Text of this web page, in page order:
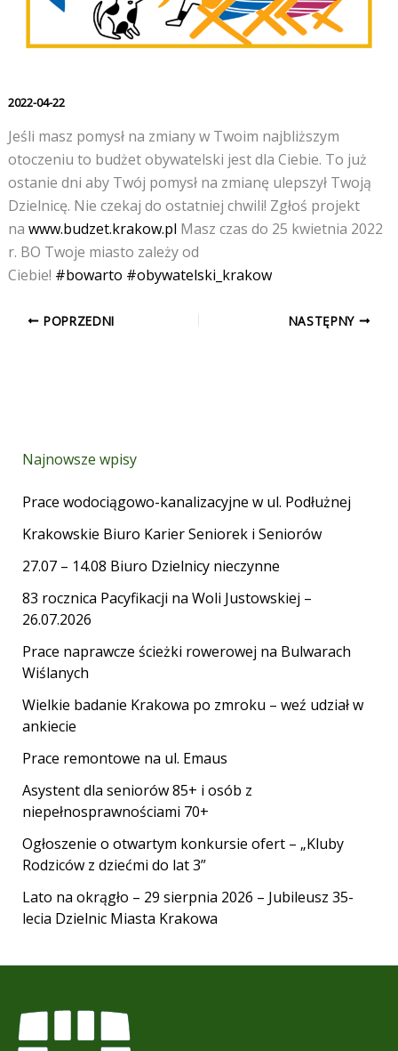
2022-04-22
Jeśli masz pomysł na zmiany w Twoim najbliższym
otoczeniu to budżet obywatelski jest dla Ciebie. To już
ostanie dni aby Twój pomysł na zmianę ulepszył Twoją
Dzielnicę. Nie czekaj do ostatniej chwili! Zgłoś projekt
na www.budzet.krakow.pl Masz czas do 25 kwietnia 2022
r. BO Twoje miasto zależy od
Ciebie! #bowarto #obywatelski_krakow
POPRZEDNI NASTĘPNY
Najnowsze wpisy
Prace wodociągowo-kanalizacyjne w ul. Podłużnej
Krakowskie Biuro Karier Seniorek i Seniorów
27.07 – 14.08 Biuro Dzielnicy nieczynne
83 rocznica Pacyfikacji na Woli Justowskiej –
26.07.2026
Prace naprawcze ścieżki rowerowej na Bulwarach
Wiślanych
Wielkie badanie Krakowa po zmroku – weź udział w
ankiecie
Prace remontowe na ul. Emaus
Asystent dla seniorów 85+ i osób z
niepełnosprawnościami 70+
Ogłoszenie o otwartym konkursie ofert – „Kluby
Rodziców z dziećmi do lat 3”
Lato na okrągło – 29 sierpnia 2026 – Jubileusz 35-
lecia Dzielnic Miasta Krakowa